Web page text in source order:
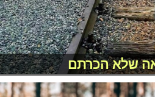
שלא הכרתם